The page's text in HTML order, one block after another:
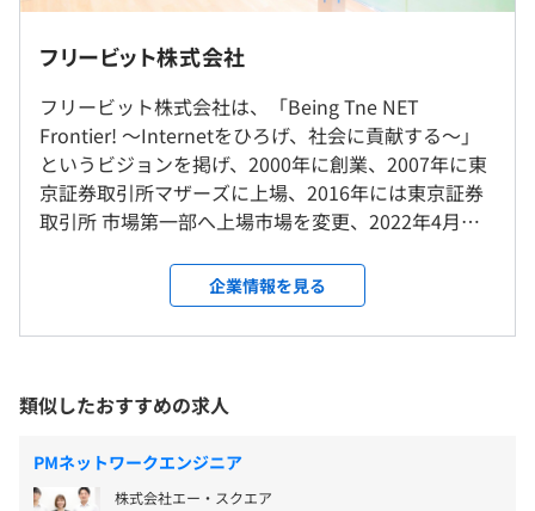
https://freebit.com/service/list/b2b_network.html
入社後OJTを行いながら業務に慣れていただきます。
・書籍の補助制度あり
・メンター制度あり
基本的に転勤はありません。
＜雇入時＞
本社、労働者の自宅、及び当社データセンター
＜変更範囲＞
会社の定める場所（リモートワークを行う場所を含む）
受動喫煙防止措置に関する事項
■JR線「渋谷駅」より徒歩7分
■東京メトロ銀座線、半蔵門線、副都心線及び東急田園都
市線「渋谷駅」より徒歩7分
（※ 想定年収は年収提示額を保証するものではありません）
10：00～19：00（休憩1時間）
休憩時間：60分 ※昼食時間は業務の都合により各々の自
・祝日
・年末年始休暇
フリービット株式会社
フリービット株式会社は、「Being Tne NET
Frontier! ～Internetをひろげ、社会に貢献する～」
というビジョンを掲げ、2000年に創業、2007年に東
京証券取引所マザーズに上場、2016年には東京証券
取引所 市場第一部へ上場市場を変更、2022年4月よ
ム市場へ移行いたしました。 通信インフラの構築を
はじめ、MVNO事業、IoT、教育、医療、ライフスタ
イル分野に至るまで幅広く事業を展開し、社会課題
社」という姿勢のもと、常に新しい価値を創造し続
ける企業文化を大切にしており、その柔軟な発想力
と技術力で次世代社会の基盤づくりに挑戦していま
す。 近年では「web3の社会実装」を目標に、ブロッ
企業情報を見る
類似したおすすめの求人
PMネットワークエンジニア
株式会社エー・スクエア